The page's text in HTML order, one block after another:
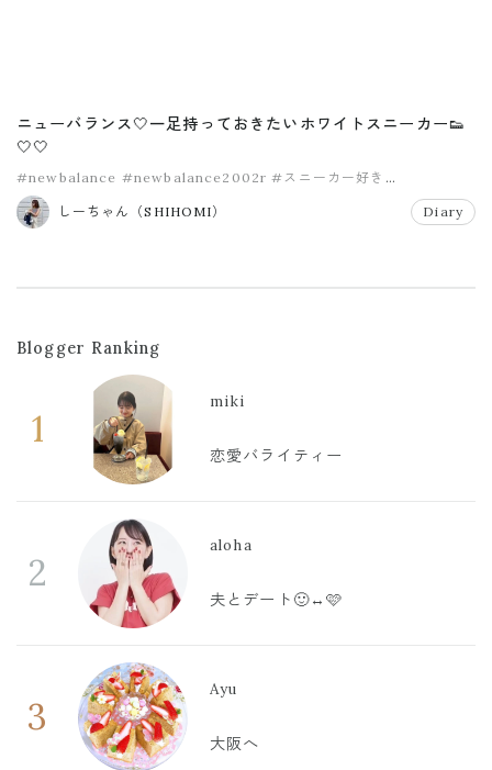
ニューバランス🤍一足持っておきたいホワイトスニーカー👟
🤍🤍
#newbalance #newbalance2002r #スニーカー好き
#ニューバランス
しーちゃん（SHIHOMI）
Diary
Blogger Ranking
1
miki
恋愛バライティー
2
aloha
夫とデート🙂‍↔️🩷
3
Ayu
大阪へ